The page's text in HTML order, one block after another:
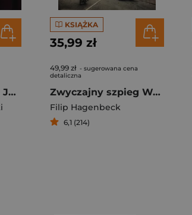
Obcym alfabetem. Jak ludzie Kremla i PiS zagrali podsłuchami
KSIĄŻKA
35,99 zł
49,99 zł - sugerowana cena
detaliczna
Zwyczajny szpieg Wspomnienia
Filip Hagenbeck
6,1 (214)